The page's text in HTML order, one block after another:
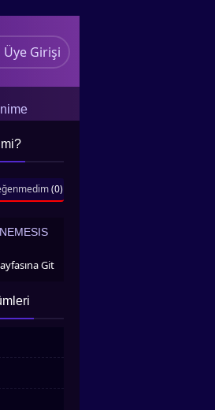
Üye Girişi
(0)
Git